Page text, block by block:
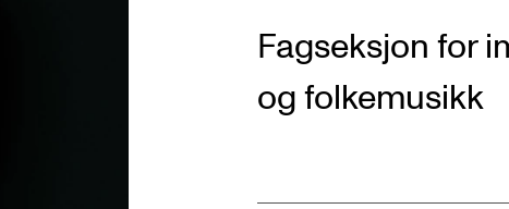
Fagseksjon for
og folkemusikk